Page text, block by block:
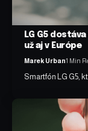
LG G5
už aj v Európe
Marek Urban1 Min
Smartfón LG G5,